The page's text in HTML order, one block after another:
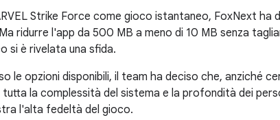
Strike Force come gioco istantaneo, FoxNext ha
ridurre l'app da 500 MB a meno di 10 MB senza
si è rivelata una sfida.
le opzioni disponibili, il team ha deciso che, anziché
la complessità del sistema e la profondità dei
l'alta fedeltà del gioco.